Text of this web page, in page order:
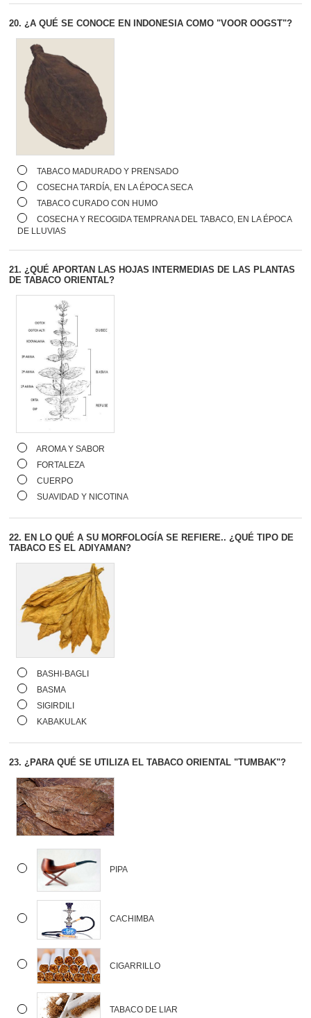
20.¿A QUÉ SE CONOCE EN INDONESIA COMO "VOOR OOGST"?
TABACO MADURADO Y PRENSADO
COSECHA TARDÍA, EN LA ÉPOCA SECA
TABACO CURADO CON HUMO
COSECHA Y RECOGIDA TEMPRANA DEL TABACO, EN LA ÉPOCA
DE LLUVIAS
21.¿QUÉ APORTAN LAS HOJAS INTERMEDIAS DE LAS PLANTAS
DE TABACO ORIENTAL?
AROMA Y SABOR
FORTALEZA
CUERPO
SUAVIDAD Y NICOTINA
22. EN LO QUÉ A SU MORFOLOGÍA SE REFIERE.. ¿QUÉ TIPO DE
TABACO ES EL ADIYAMAN?
BASHI-BAGLI
BASMA
SIGIRDILI
KABAKULAK
23.¿PARA QUÉ SE UTILIZA EL TABACO ORIENTAL "TUMBAK"?
PIPA
CACHIMBA
CIGARRILLO
TABACO DE LIAR